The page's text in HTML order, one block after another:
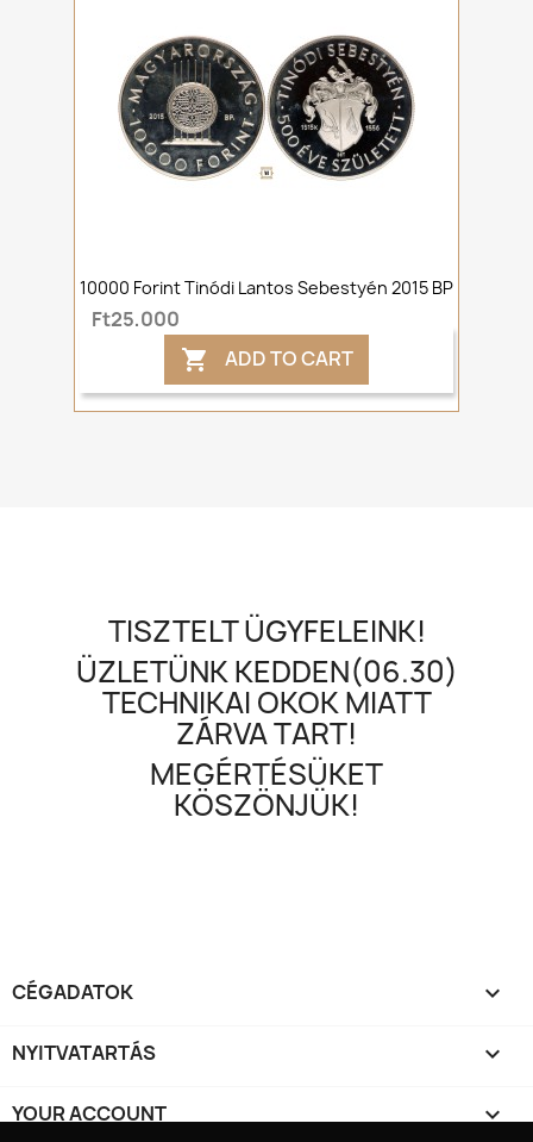
10000 Forint Tinódi Lantos Sebestyén 2015 BP
Ft25,000
 ADD TO CART
TISZTELT ÜGYFELEINK!
ÜZLETÜNK KEDDEN(06.30)
TECHNIKAI OKOK MIATT
ZÁRVA TART!
MEGÉRTÉSÜKET
KÖSZÖNJÜK!
CÉGADATOK 
NYITVATARTÁS 
YOUR ACCOUNT 